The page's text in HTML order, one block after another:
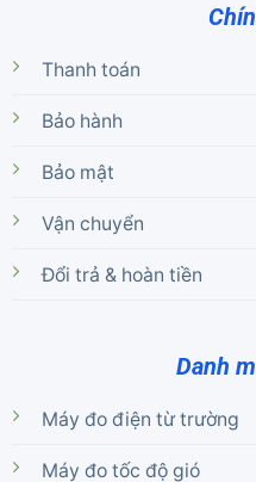
Thanh toán
Bảo hành
Bảo mật
Vận chuyển
Đổi trả & hoàn tiền
Danh
Máy đo điện từ trường
Máy đo tốc độ gió